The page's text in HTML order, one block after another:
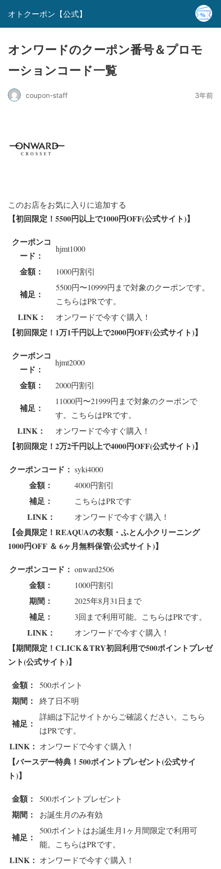
オトクーポン【公式】
オンワードのクーポン番号＆プロモ
ーションコード一覧
coupon-staff 3年前
このお店をお気に入りに追加する
【初回限定！5500円以上で1000円OFF(公式サイト)】
クーポンコ
ード：
hjmt1000
金額： 1000円割引
補足：
5500円〜10999円まで対象のクーポンです。
こちらはPRです。
LINK： オンワードで今すぐ購入！
【初回限定！1万1千円以上で2000円OFF(公式サイト)】
クーポンコ
ード：
hjmt2000
金額： 2000円割引
補足：
11000円〜21999円まで対象のクーポンで
す。こちらはPRです。
LINK： オンワードで今すぐ購入！
【初回限定！2万2千円以上で4000円OFF(公式サイト)】
クーポンコード： syki4000
金額： 4000円割引
補足： こちらはPRです
LINK： オンワードで今すぐ購入！
【会員限定！REAQUAの衣類・ふとん小クリーニング
1000円OFF ＆ 6ヶ月無料保管(公式サイト)】
クーポンコード： onward2506
金額： 1000円割引
期間： 2025年8月31日まで
補足： 3回まで利用可能。こちらはPRです。
LINK： オンワードで今すぐ購入！
【期間限定！CLICK＆TRY初回利用で500ポイントプレゼ
ント(公式サイト)】
金額： 500ポイント
期間： 終了日不明
補足：
詳細は下記サイトからご確認ください。こちら
はPRです。
LINK： オンワードで今すぐ購入！
【バースデー特典！500ポイントプレゼント(公式サイ
ト)】
金額： 500ポイントプレゼント
期間： お誕生月のみ有効
補足：
500ポイントはお誕生月1ヶ月間限定で利用可
能。こちらはPRです。
LINK： オンワードで今すぐ購入！